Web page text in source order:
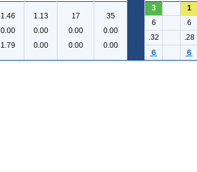
1.46
0.00
1.79
1.13
0.00
0.00
17
0.00
0.00
35
0.00
0.00
3 1
6
6
.32
.28
６
６